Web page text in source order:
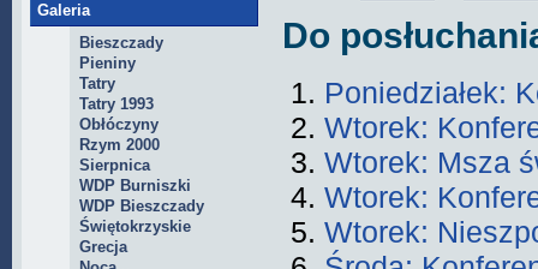
Galeria
Bieszczady
Pieniny
Tatry
Tatry 1993
Obłóczyny
Rzym 2000
Sierpnica
WDP Burniszki
WDP Bieszczady
Świętokrzyskie
Grecja
Do
Poniedziałek:
Wtorek:
Wtorek: Msza
Wtorek:
Wtorek: